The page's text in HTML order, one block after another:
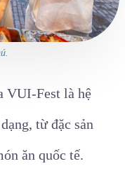
VUI-Fest là hệ
từ đặc sản
ăn quốc tế.